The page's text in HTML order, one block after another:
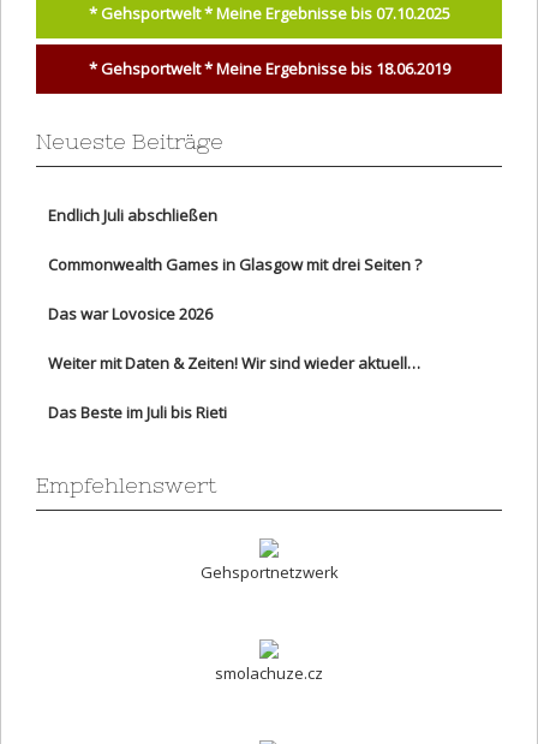
* Gehsportwelt * Meine Ergebnisse bis 07.10.2025
* Gehsportwelt * Meine Ergebnisse bis 18.06.2019
Neueste Beiträge
Endlich Juli abschließen
Commonwealth Games in Glasgow mit drei Seiten ?
Das war Lovosice 2026
Weiter mit Daten & Zeiten! Wir sind wieder aktuell…
Das Beste im Juli bis Rieti
Empfehlenswert
Gehsportnetzwerk
smolachuze.cz